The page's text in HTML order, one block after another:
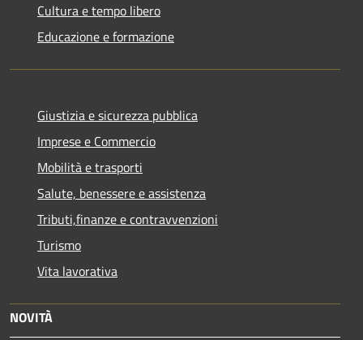
Cultura e tempo libero
Educazione e formazione
Giustizia e sicurezza pubblica
Imprese e Commercio
Mobilità e trasporti
Salute, benessere e assistenza
Tributi,finanze e contravvenzioni
Turismo
Vita lavorativa
NOVITÀ